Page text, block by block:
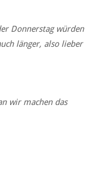
Donnerstag würden
länger, also lieber
wir machen das